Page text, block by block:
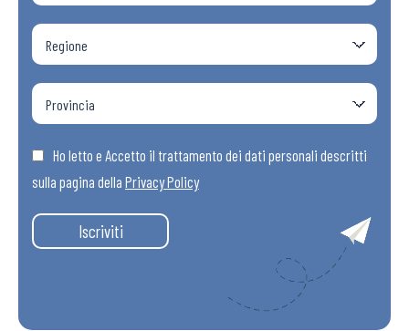
Ho letto e Accetto il trattamento dei dati personali descritti
sulla pagina della Privacy Policy
Iscriviti